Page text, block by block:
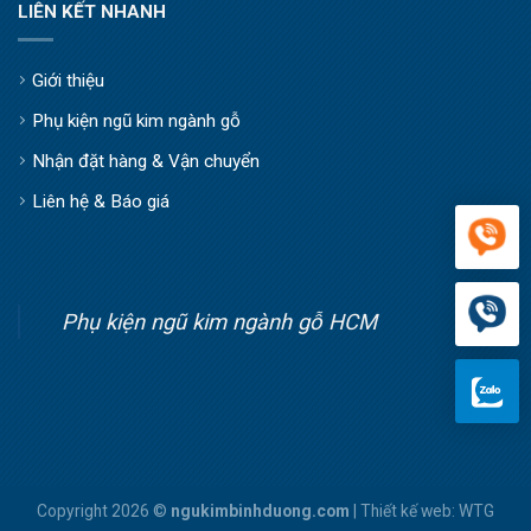
LIÊN KẾT NHANH
Giới thiệu
Phụ kiện ngũ kim ngành gỗ
Nhận đặt hàng & Vận chuyển
Liên hệ & Báo giá
Phụ kiện ngũ kim ngành gỗ HCM
Copyright 2026 © ngukimbinhduong.com | Thiết kế web: WTG